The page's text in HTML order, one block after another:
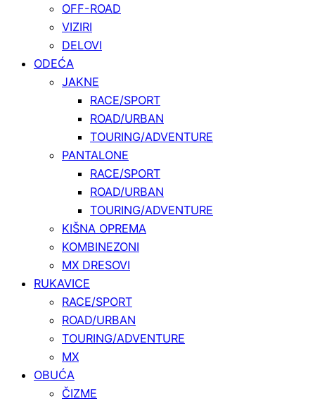
OFF-ROAD
VIZIRI
DELOVI
ODEĆA
JAKNE
RACE/SPORT
ROAD/URBAN
TOURING/ADVENTURE
PANTALONE
RACE/SPORT
ROAD/URBAN
TOURING/ADVENTURE
KIŠNA OPREMA
KOMBINEZONI
MX DRESOVI
RUKAVICE
RACE/SPORT
ROAD/URBAN
TOURING/ADVENTURE
MX
OBUĆA
ČIZME